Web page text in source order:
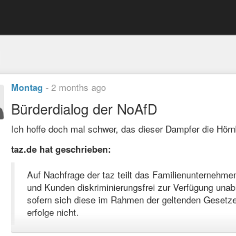
Montag - 2 months ago
Bürderdialog der NoAfD
Ich hoffe doch mal schwer, das dieser Dampfer die
taz.de hat geschrieben:
Auf Nachfrage der taz teilt das
und Kunden diskriminierungsfrei zur Verfügung
sofern sich diese im Rahmen der geltenden
erfolge nicht.